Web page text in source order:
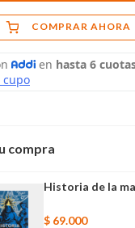
COMPRAR AHORA
compra
Historia de la
$ 69.000